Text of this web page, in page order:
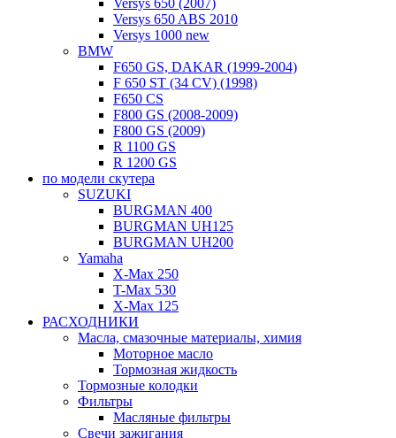
Versys 650 (2007)
Versys 650 ABS 2010
Versys 1000 new
BMW
F650 GS, DAKAR (1999-2004)
F 650 ST (34 CV) (1998)
F650 CS
F800 GS (2008-2009)
F800 GS (2009)
R 1100 GS
R 1200 GS
по модели скутера
SUZUKI
BURGMAN 400
BURGMAN UH125
BURGMAN UH200
Yamaha
X-Max 250
T-Max 530
X-Max 125
РАСХОДНИКИ
Масла, смазочные материалы, химия
Моторное масло
Тормозная жидкость
Тормозные колодки
Фильтры
Масляные фильтры
Свечи зажигания